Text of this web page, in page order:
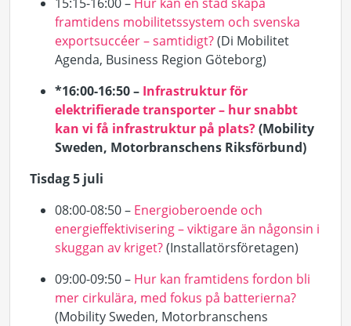
framtidens mobilitetssystem och svenska
exportsuccéer – samtidigt?(Di Mobilitet
Agenda, Business Region Göteborg)
*16:00-16:50 – Infrastruktur för
elektrifierade transporter – hur snabbt
kan vi få infrastruktur på plats?(Mobility
Sweden, Motorbranschens Riksförbund)
Tisdag 5 juli
08:00-08:50 – Energioberoende och
energieffektivisering – viktigare än någonsin i
skuggan av kriget?(Installatörsföretagen)
09:00-09:50 – Hur kan framtidens fordon bli
mer cirkulära, med fokus på batterierna?
(MobilitySweden, Motorbranschens